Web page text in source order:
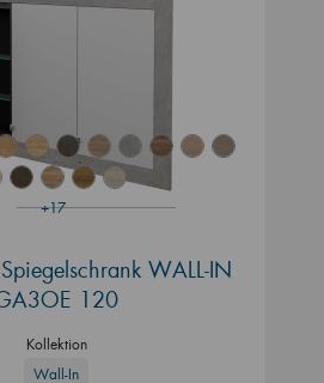
+17
WALL-IN
120
Kollektion
Wall-In